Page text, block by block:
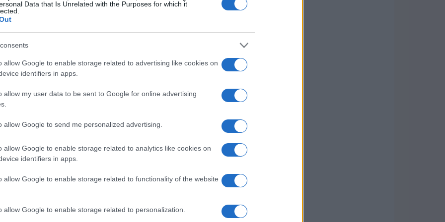
Data that Is Unrelated with the Purposes for which it
allow Google to enable storage related to advertising like cookies on
identifiers in apps.
allow my user data to be sent to Google for online advertising
allow Google to send me personalized advertising.
allow Google to enable storage related to analytics like cookies on
identifiers in apps.
allow Google to enable storage related to functionality of the website
allow Google to enable storage related to personalization.
a
un disco senza
pregiudizi in modo
Cristian Castiglioni · 5 Ago
Factor 2026: i numeri